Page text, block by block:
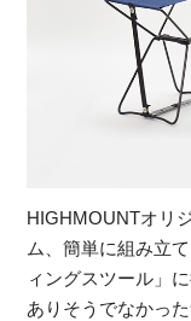
HIGHMOUNTオリ
ム、簡単に組み立
ィングスツール」
ありそうでなかっ